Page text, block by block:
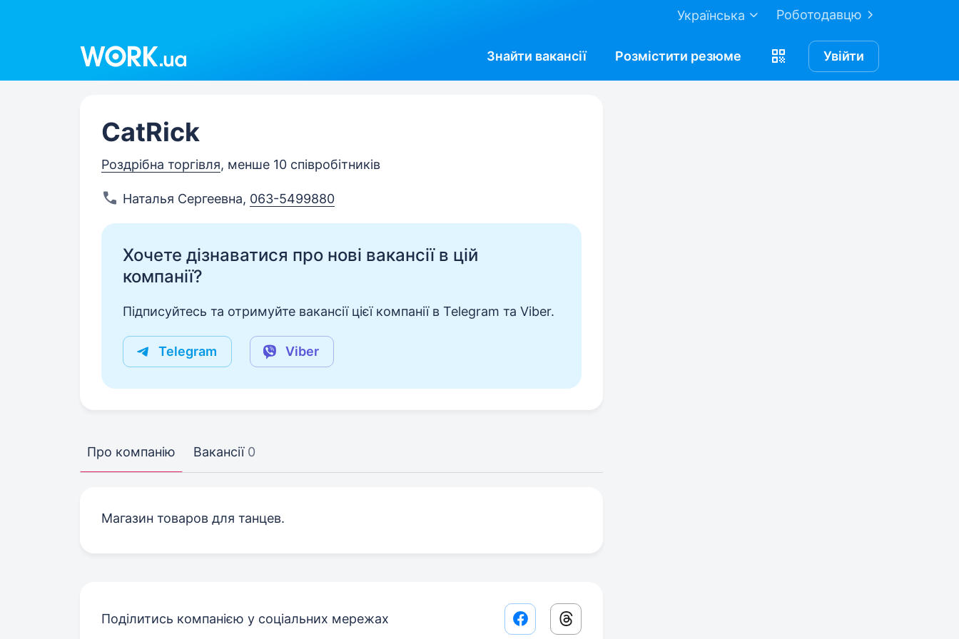
Роботодавцю
Українська
Знайти вакансії Розмістити резюме Увійти
CatRick
Роздрібна торгівля, менше 10 співробітників
Наталья Сергеевна, 063-5499880
Хочете дізнаватися про нові вакансії в цій
компанії?
Підписуйтесь та отримуйте вакансії цієї компанії в Telegram та Viber.
Telegram Viber
Про компанію Вакансії 0
Магазин товаров для танцев.
Поділитись компанією у соціальних мережах Facebook share link
Threads share link